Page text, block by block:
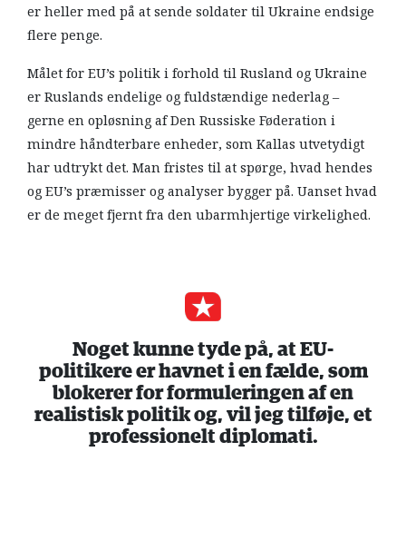
er heller med på at sende soldater til Ukraine endsige
flere penge.
Målet for EU’s politik i forhold til Rusland og Ukraine
er Ruslands endelige og fuldstændige nederlag –
gerne en opløsning af Den Russiske Føderation i
mindre håndterbare enheder, som Kallas utvetydigt
har udtrykt det. Man fristes til at spørge, hvad hendes
og EU’s præmisser og analyser bygger på. Uanset hvad
er de meget fjernt fra den ubarmhjertige virkelighed.
Noget kunne tyde på, at EU-
politikere er havnet i en fælde, som
blokerer for formuleringen af en
realistisk politik og, vil jeg tilføje, et
professionelt diplomati.